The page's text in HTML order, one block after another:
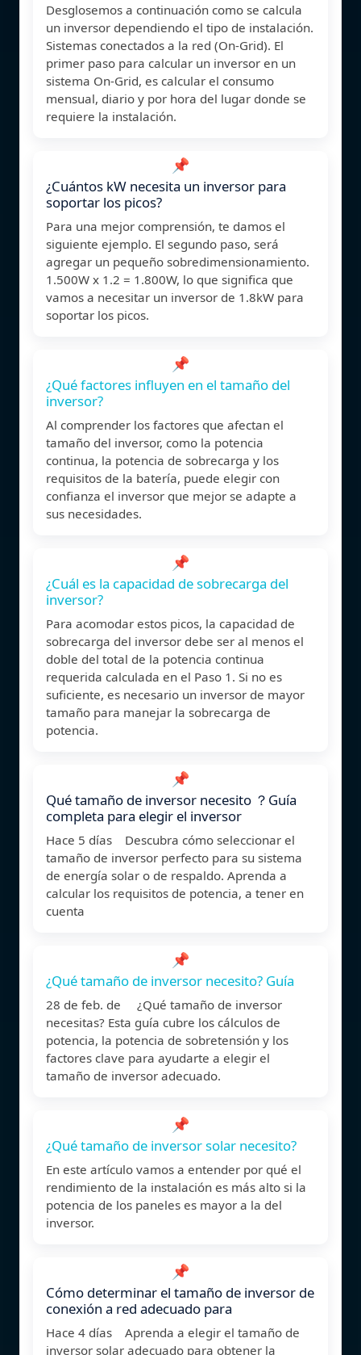
Desglosemos a continuación como se calcula
un inversor dependiendo el tipo de instalación.
Sistemas conectados a la red (On-Grid). El
primer paso para calcular un inversor en un
sistema On-Grid, es calcular el consumo
mensual, diario y por hora del lugar donde se
requiere la instalación.
📌
¿Cuántos kW necesita un inversor para
soportar los picos?
Para una mejor comprensión, te damos el
siguiente ejemplo. El segundo paso, será
agregar un pequeño sobredimensionamiento.
1.500W x 1.2 = 1.800W, lo que significa que
vamos a necesitar un inversor de 1.8kW para
soportar los picos.
📌
¿Qué factores influyen en el tamaño del
inversor?
Al comprender los factores que afectan el
tamaño del inversor, como la potencia
continua, la potencia de sobrecarga y los
requisitos de la batería, puede elegir con
confianza el inversor que mejor se adapte a
sus necesidades.
📌
¿Cuál es la capacidad de sobrecarga del
inversor?
Para acomodar estos picos, la capacidad de
sobrecarga del inversor debe ser al menos el
doble del total de la potencia continua
requerida calculada en el Paso 1. Si no es
suficiente, es necesario un inversor de mayor
tamaño para manejar la sobrecarga de
potencia.
📌
Qué tamaño de inversor necesito ？Guía
completa para elegir el inversor
Hace 5 días Descubra cómo seleccionar el
tamaño de inversor perfecto para su sistema
de energía solar o de respaldo. Aprenda a
calcular los requisitos de potencia, a tener en
cuenta
📌
¿Qué tamaño de inversor necesito? Guía
28 de feb. de ¿Qué tamaño de inversor
necesitas? Esta guía cubre los cálculos de
potencia, la potencia de sobretensión y los
factores clave para ayudarte a elegir el
tamaño de inversor adecuado.
📌
¿Qué tamaño de inversor solar necesito?
En este artículo vamos a entender por qué el
rendimiento de la instalación es más alto si la
potencia de los paneles es mayor a la del
inversor.
📌
Cómo determinar el tamaño de inversor de
conexión a red adecuado para
Hace 4 días Aprenda a elegir el tamaño de
inversor solar adecuado para obtener la